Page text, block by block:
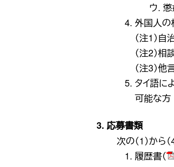
外国人の
（注1）
（注2）
（注3）
タイ語に
可能な方
3. 応募書類
次の（1）から
履歴書（